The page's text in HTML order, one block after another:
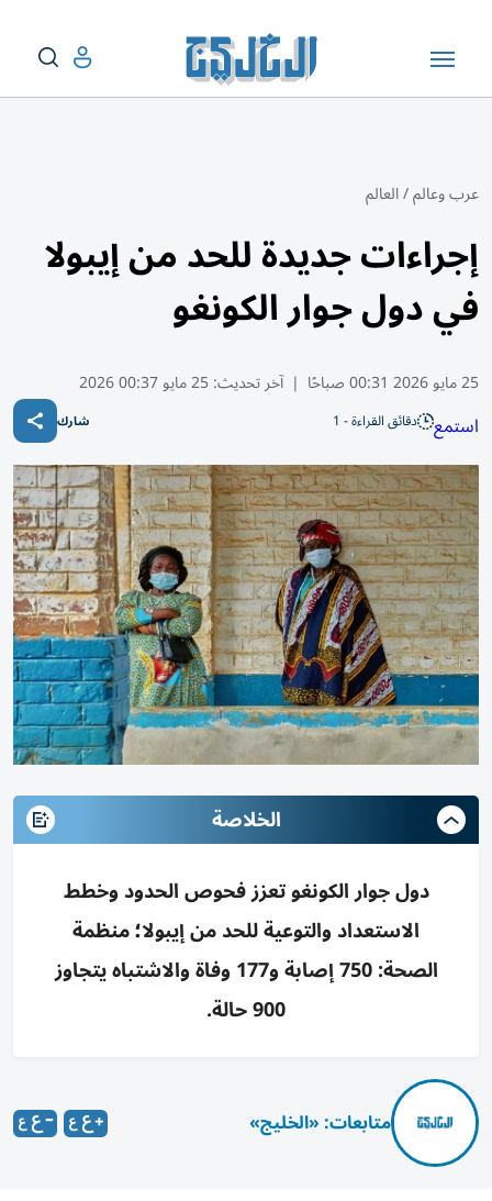
عرب وعالم/العالم
إجراءات جديدة للحد من إيبولا
في دول جوار الكونغو
25 مايو 2026 00:31 صباحًا | آخر تحديث:25 مايو 00:37 2026
استمع دقائق القراءة - 1 شارك
الخلاصة
دول جوار الكونغو تعزز فحوص الحدود وخطط
الاستعداد والتوعية للحد من إيبولا؛ منظمة
الصحة: 750 إصابة و177 وفاة والاشتباه يتجاوز
900 حالة.
متابعات: «الخليج»